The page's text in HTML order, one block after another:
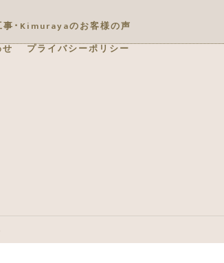
事･Kimurayaのお客様の声
せ
プライバシーポリシー